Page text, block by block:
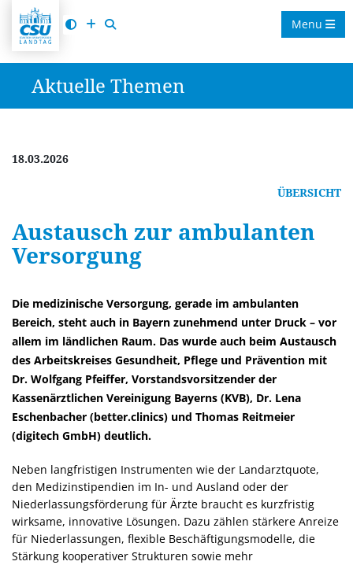
Menu
Aktuelle Themen
18.03.2026
ÜBERSICHT
Austausch zur ambulanten
Versorgung
Die medizinische Versorgung, gerade im ambulanten
Bereich, steht auch in Bayern zunehmend unter Druck – vor
allem im ländlichen Raum. Das wurde auch beim Austausch
des Arbeitskreises Gesundheit, Pflege und Prävention mit
Dr. Wolfgang Pfeiffer, Vorstandsvorsitzender der
Kassenärztlichen Vereinigung Bayerns (KVB), Dr. Lena
Eschenbacher (better.clinics) und Thomas Reitmeier
(digitech GmbH) deutlich.
Neben langfristigen Instrumenten wie der Landarztquote,
den Medizinstipendien im In- und Ausland oder der
Niederlassungsförderung für Ärzte braucht es kurzfristig
wirksame, innovative Lösungen. Dazu zählen stärkere Anreize
für Niederlassungen, flexible Beschäftigungsmodelle, die
Stärkung kooperativer Strukturen sowie mehr